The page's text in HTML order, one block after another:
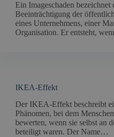
Ein Imageschaden bezeichnet
Beeinträchtigung der
eines Unternehmens, einer
Organisation. Er entsteht,
IKEA-Effekt
Der IKEA-Effekt beschreibt
Phänomen, bei dem
bewerten, wenn sie selbst an
beteiligt waren. Der Name…